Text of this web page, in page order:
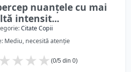
nuanțele cu mai
intensit...
Citate Copii
Mediu, necesită atenție
★
★
★
★ (0/5 din 0)